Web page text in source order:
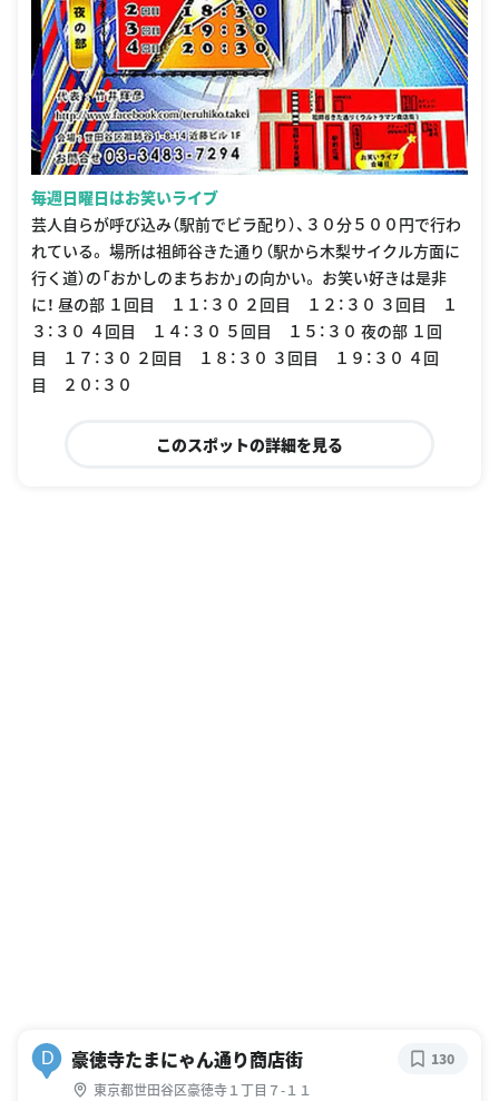
毎週日曜日はお笑いライブ
芸人自らが呼び込み（駅前でビラ配り）、３０分５００円で行わ
れている。 場所は祖師谷きた通り（駅から木梨サイクル方面に
行く道）の「おかしのまちおか」の向かい。 お笑い好きは是非
に！ 昼の部 １回目 １１：３０ ２回目 １２：３０ ３回目 １
３：３０ ４回目 １４：３０ ５回目 １５：３０ 夜の部 １回
目 １７：３０ ２回目 １８：３０ ３回目 １９：３０ ４回
目 ２０：３０
このスポットの詳細を見る
D 豪徳寺たまにゃん通り商店街
東京都世田谷区豪徳寺１丁目７-１１
130